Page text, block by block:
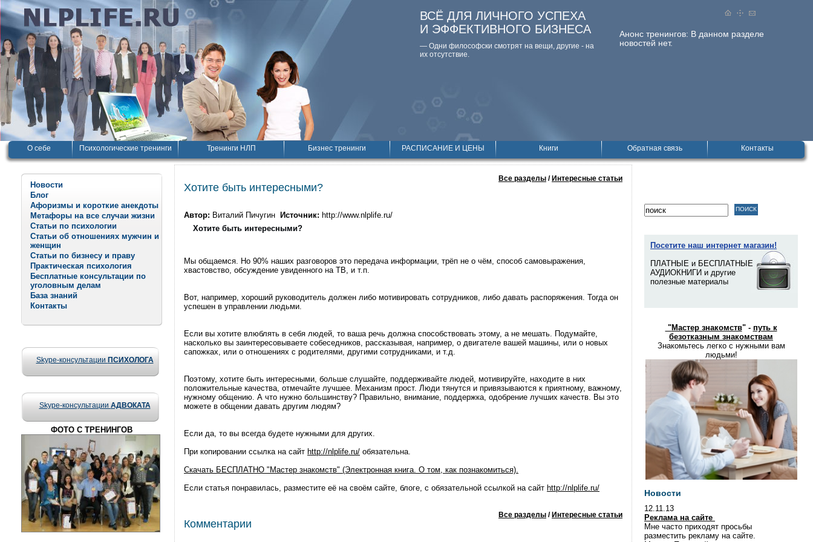
Анонс тренингов: В данном разделе
новостей нет.
ВСЁ ДЛЯ ЛИЧНОГО УСПЕХА
И ЭФФЕКТИВНОГО БИЗНЕСА
— Одни философски смотpят на вещи, дpугие - на
их отсутствие.
О себе Психологические тренинги Тренинги НЛП Бизнес тренинги РАСПИСАНИЕ И ЦЕНЫ Книги Обратная связь Контакты
Новости
Блог
Афоризмы и короткие анекдоты
Метафоры на все случаи жизни
Статьи по психологии
Статьи об отношениях мужчин и
женщин
Статьи по бизнесу и праву
Практическая психология
Бесплатные консультации по
уголовным делам
База знаний
Контакты
Skype-консультации ПСИХОЛОГА
Skype-консультации АДВОКАТА
ФОТО С ТРЕНИНГОВ
Все разделы / Интересные статьи
Хотите быть интересными?
Автор: Виталий Пичугин Источник: http://www.nlplife.ru/
Хотите быть интересными?
Мы общаемся. Но 90% наших разговоров это передача информации, трёп не о чём, способ самовыражения,
хвастовство, обсуждение увиденного на ТВ, и т.п.
Вот, например, хороший руководитель должен либо мотивировать сотрудников, либо давать распоряжения. Тогда он
успешен в управлении людьми.
Если вы хотите влюблять в себя людей, то ваша речь должна способствовать этому, а не мешать. Подумайте,
насколько вы заинтересовываете собеседников, рассказывая, например, о двигателе вашей машины, или о новых
сапожках, или о отношениях с родителями, другими сотрудниками, и т.д.
Поэтому, хотите быть интересными, больше слушайте, поддерживайте людей, мотивируйте, находите в них
положительные качества, отмечайте лучшее. Механизм прост. Люди тянутся и привязываются к приятному, важному,
нужному общению. А что нужно большинству? Правильно, внимание, поддержка, одобрение лучших качеств. Вы это
можете в общении давать другим людям?
Если да, то вы всегда будете нужными для других.
При копировании ссылка на сайт http://nlplife.ru/ обязательна.
Скачать БЕСПЛАТНО "Мастер знакомств" (Электронная книга. О том, как познакомиться).
Если статья понравилась, разместите её на своём сайте, блоге, с обязательной ссылкой на сайт http://nlplife.ru/
Все разделы / Интересные статьи
Комментарии
Посетите наш интернет магазин!
ПЛАТНЫЕ и БЕСПЛАТНЫЕ
АУДИОКНИГИ и другие
полезные материалы
"Мастер знакомств" - путь к
безотказным знакомствам
Знакомьтесь легко с нужными вам
людьми!
Новости
12.11.13
Реклама на сайте
Мне часто приходят просьбы
разместить рекламу на сайте.